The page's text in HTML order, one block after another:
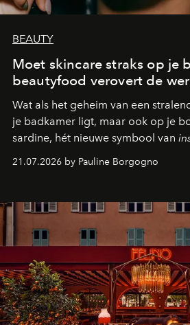
BEAUTY
Moet skincare straks op je
beautyfood verovert de
Wat als het geheim van een
je badkamer ligt, maar ook op je
sardine, hét nieuwe symbool van
kijker met twee gastronomische
21.07.2026 by Pauline Borgogno